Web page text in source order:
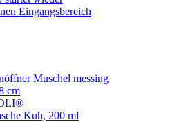
Eingangsbereich
Muschel messing
cm
Kuh, 200 ml